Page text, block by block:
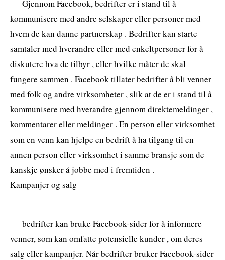
Gjennom Facebook, bedrifter er i stand til å
kommunisere med andre selskaper eller personer med
hvem de kan danne partnerskap . Bedrifter kan starte
samtaler med hverandre eller med enkeltpersoner for å
diskutere hva de tilbyr , eller hvilke måter de skal
fungere sammen . Facebook tillater bedrifter å bli venner
med folk og andre virksomheter , slik at de er i stand til å
kommunisere med hverandre gjennom direktemeldinger ,
kommentarer eller meldinger . En person eller virksomhet
som en venn kan hjelpe en bedrift å ha tilgang til en
annen person eller virksomhet i samme bransje som de
kanskje ønsker å jobbe med i fremtiden .
Kampanjer og salg
bedrifter kan bruke Facebook-sider for å informere
venner, som kan omfatte potensielle kunder , om deres
salg eller kampanjer. Når bedrifter bruker Facebook-sider